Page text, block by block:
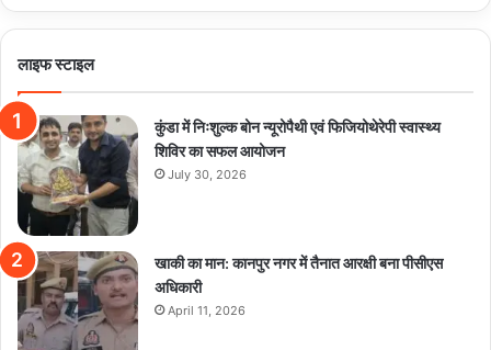
लाइफ स्टाइल
कुंडा में निःशुल्क बोन न्यूरोपैथी एवं फिजियोथेरेपी स्वास्थ्य
शिविर का सफल आयोजन
July 30, 2026
खाकी का मान: कानपुर नगर में तैनात आरक्षी बना पीसीएस
अधिकारी
April 11, 2026